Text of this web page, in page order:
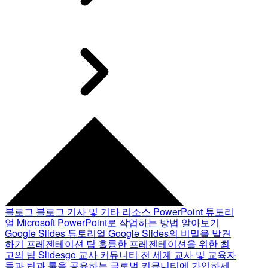
블로그 블로그 기사 및 기타 리소스 PowerPoint 튜토리
얼 Microsoft PowerPoint로 작업하는 방법 알아보기
Google Slides 튜토리얼 Google Slides의 비밀을 발견
하기 프레젠테이션 팁 훌륭한 프레젠테이션을 위한 최
고의 팁 Slidesgo 교사 커뮤니티 전 세계 교사 및 교육자